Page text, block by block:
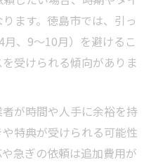
ます。徳島市では、引っ
、9～10月）を避けるこ
受けられる傾向がありま
が時間や人手に余裕を持
特典が受けられる可能性
急ぎの依頼は追加費用が